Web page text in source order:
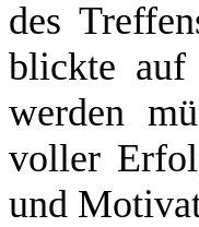
des
blickte auf
werden
voller
und